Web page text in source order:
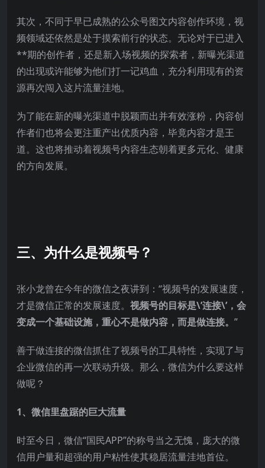
其次，不同于早已成熟的公众号图文内容创作环境，视
频领域还依然是处于摸索前行的状态。无论对于已进入
**期的创作者，还是新入场视频的探索者，新曝光渠道
的出现或许能够为他们打一记鸡血，充分利用现有的资
源再次闯入这片流量洼地。
为了能在新的曝光渠道中脱颖而出并有效涨粉，内容创
作者们也将会更注重产出优质内容，毕竟内容才是王
道。这也将推动着视频号内容生态朝着更多元化、健康
的方向发展。
三、为什么是视频号？
张小龙曾在今年的微信之夜讲到：“视频号的发展速度，
才是微信正常的发展速度。 视频号的目标是\’连接\’，会
变成一个基础设施，重心不是做内容，而是做连接。 ”
善于做连接的微信抓住了视频号的工具特性，实现了与
企业微信的再一次联动升级。那么，微信为什么要这样
做呢？
1、微信里盘踞的巨大流量
时至今日，微信“国民APP”的称号当之无愧，庞大的微
信用户量和超强的用户粘性使其稳居流量洼地首位。